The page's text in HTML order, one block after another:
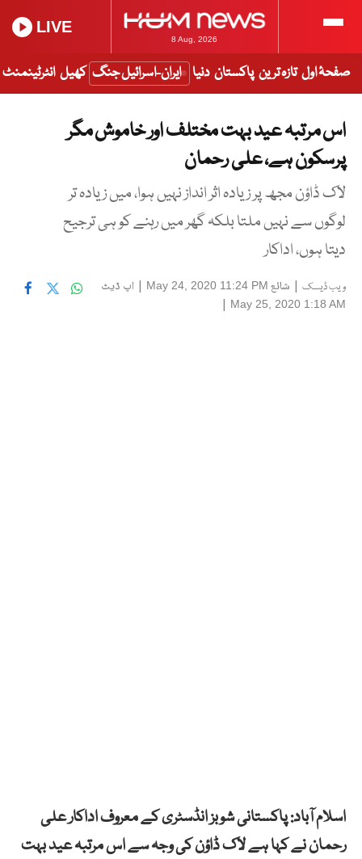
8 Aug, 2026
LIVE
صفحۂ اول تازہ ترین پاکستان دنیا ایران-اسرائیل جنگ کھیل انٹرٹینمنٹ
اس مرتبہ عید بہت مختلف اور خاموش مگر
پرسکون ہے، علی رحمان
لاک ڈاؤن مجھ پر زیادہ اثر انداز نہیں ہوا، میں زیادہ تر
لوگوں سے نہیں ملتا بلکہ گھر میں رہنے کو ہی ترجیح
دیتا ہوں، اداکار
ویب ڈیسک | شائع May 24, 2020 11:24 PM
| اپ ڈیٹ
May 25, 2020 1:18 AM
|
اسلام آباد: پاکستانی شوبز انڈسٹری کے معروف اداکار علی
رحمان نے کہا ہے لاک ڈاؤن کی وجہ سے اس مرتبہ عید بہت